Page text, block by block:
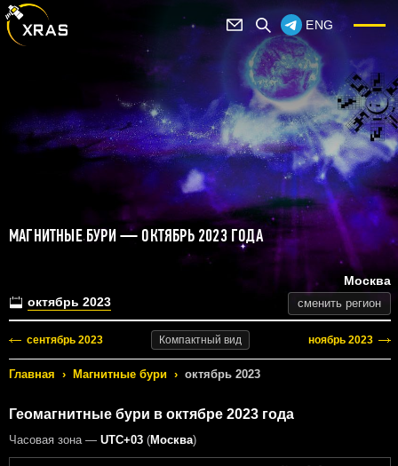
ENG
МАГНИТНЫЕ БУРИ — ОКТЯБРЬ 2023 ГОДА
октябрь 2023
Москва
сменить регион
сентябрь 2023 Компактный вид ноябрь 2023
Главная › Магнитные бури › октябрь 2023
Геомагнитные бури в октябре 2023 года
Часовая зона — UTC+03 (Москва)